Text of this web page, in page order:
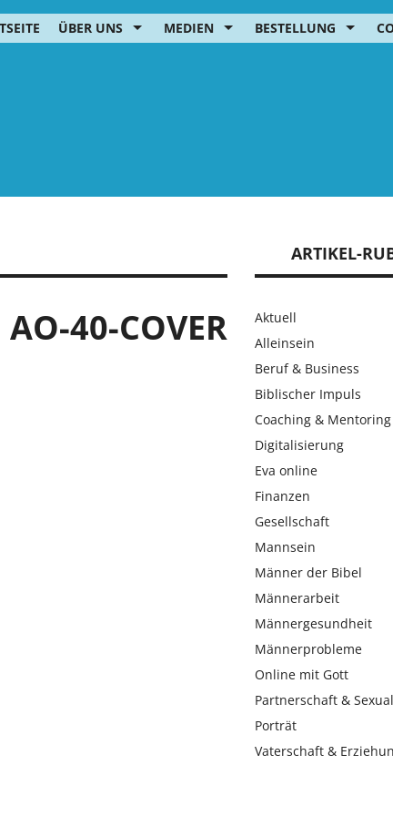
ÜBER UNS MEDIEN BESTELLUNG
AO-40-COVER
ARTIKEL-
Aktuell
Alleinsein
Beruf & Business
Biblischer Impuls
Coaching & Mentoring
Digitalisierung
Eva online
Finanzen
Gesellschaft
Mannsein
Männer der Bibel
Männerarbeit
Männergesundheit
Männerprobleme
Online mit Gott
Partnerschaft &
Porträt
Vaterschaft &